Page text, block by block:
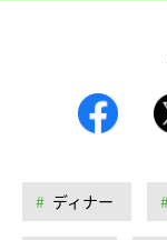
ディナー